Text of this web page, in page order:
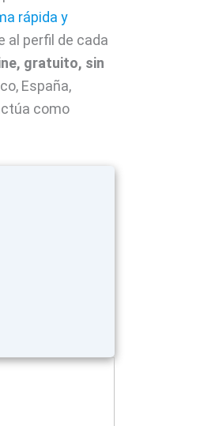
rápida y
al perfil de cada
gratuito, sin
España,
como